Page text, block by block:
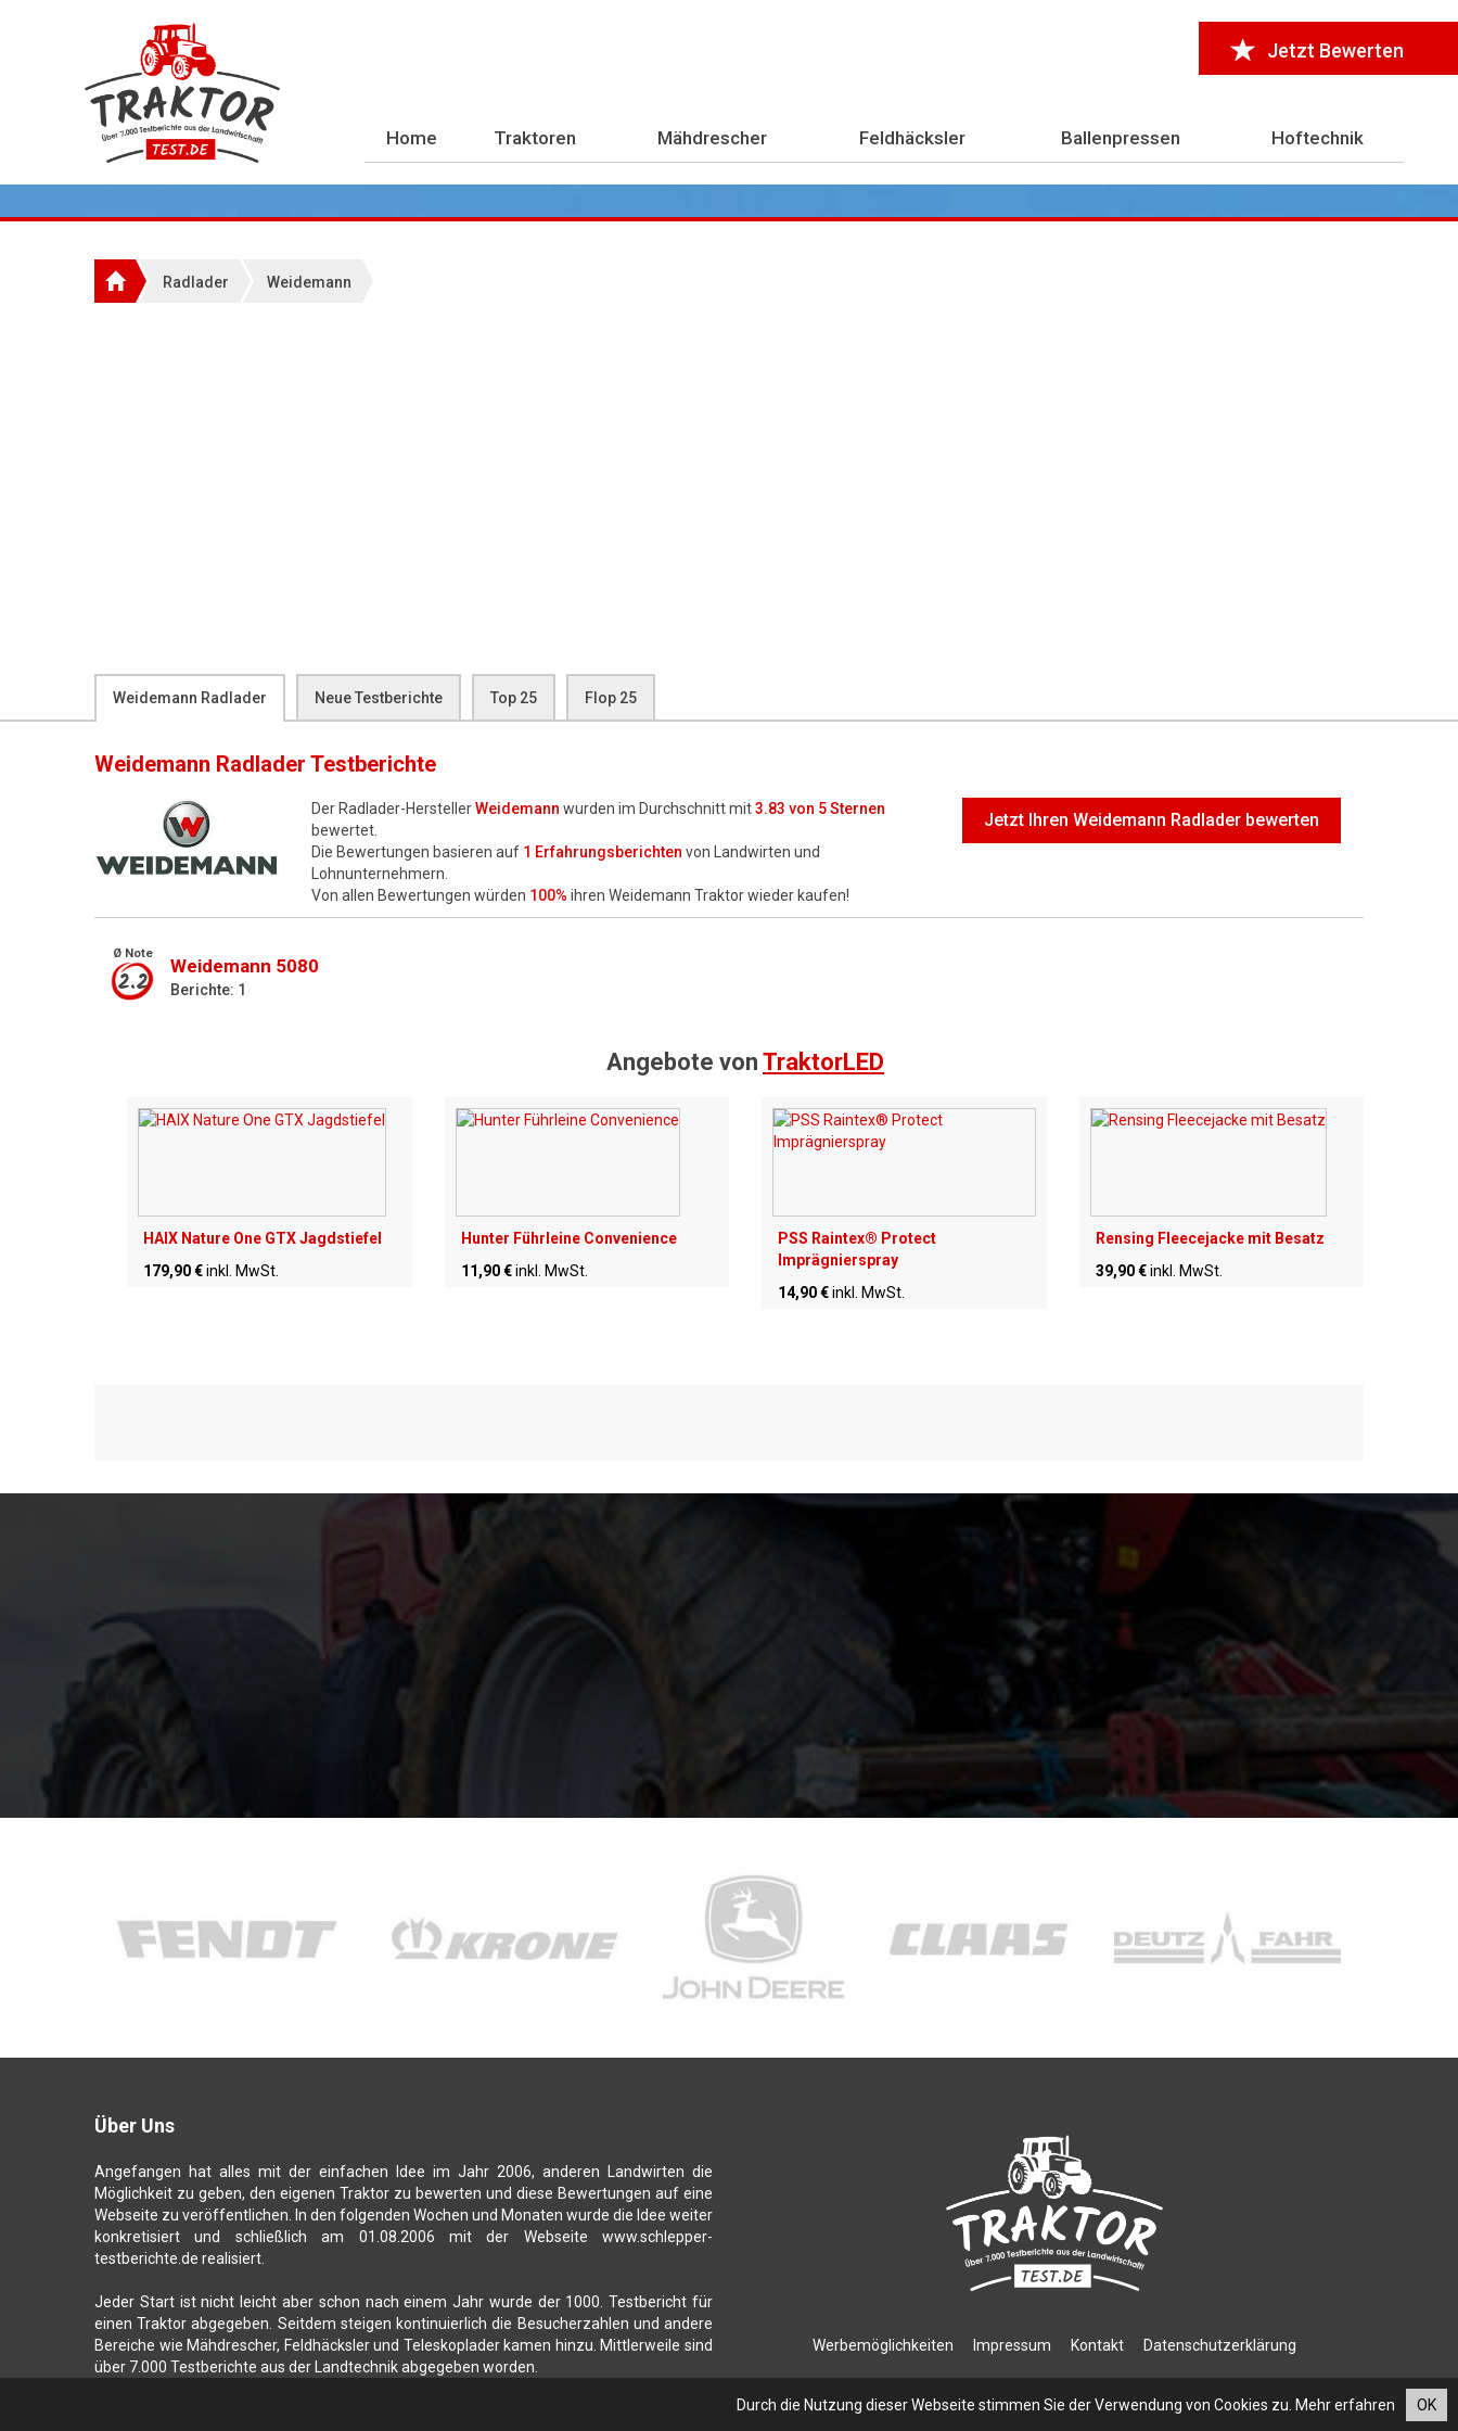
Jetzt Bewerten
Home Traktoren Mähdrescher Feldhäcksler Ballenpressen Hoftechnik
Radlader Weidemann
Weidemann Radlader Neue Testberichte Top 25 Flop 25
Weidemann Radlader Testberichte
Der Radlader-HerstellerWeidemann wurden im Durchschnitt mit3.83 von 5 Sternen
bewertet.
Die Bewertungen basieren auf 1 Erfahrungsberichten von Landwirten und
Lohnunternehmern.
Von allen Bewertungen würden 100% ihren Weidemann Traktor wieder kaufen!
Jetzt Ihren Weidemann Radlader bewerten
Ø Note
2.2
Weidemann 5080
Berichte: 1
Angebote von TraktorLED
HAIX Nature One GTX Jagdstiefel
179,90 €inkl. MwSt.
Hunter Führleine Convenience
11,90 € inkl. MwSt.
PSS Raintex® Protect
Imprägnierspray
14,90 €inkl. MwSt.
Rensing Fleecejacke mit Besatz
39,90 € inkl. MwSt.
Über Uns
Angefangen hat alles mit der einfachen Idee im Jahr 2006, anderen Landwirten die
Möglichkeit zu geben, den eigenen Traktor zu bewerten und diese Bewertungen auf eine
Webseite zu veröffentlichen. In den folgenden Wochen und Monaten wurde die Idee weiter
konkretisiert und schließlich am 01.08.2006 mit der Webseite www.schlepper-
testberichte.de realisiert.
Jeder Start ist nicht leicht aber schon nach einem Jahr wurde der 1000. Testbericht für
einen Traktor abgegeben. Seitdem steigen kontinuierlich die Besucherzahlen und andere
Bereiche wie Mähdrescher, Feldhäcksler und Teleskoplader kamen hinzu. Mittlerweile sind
über 7.000 Testberichte aus der Landtechnik abgegeben worden.
Werbemöglichkeiten Impressum Kontakt Datenschutzerklärung
Durch die Nutzung dieser Webseite stimmen Sie der Verwendung von Cookies zu. Mehr erfahren OK